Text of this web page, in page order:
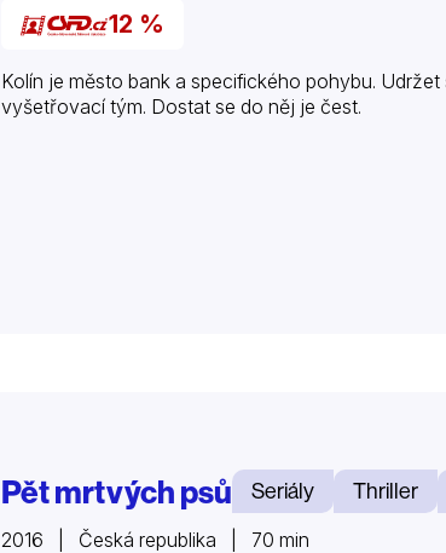
12 %
Kolín je město bank a specifického pohybu.
vyšetřovací tým. Dostat se do něj je čest.
Pět mrtvých psů Seriály Thriller
2016 | Česká republika | 70 min